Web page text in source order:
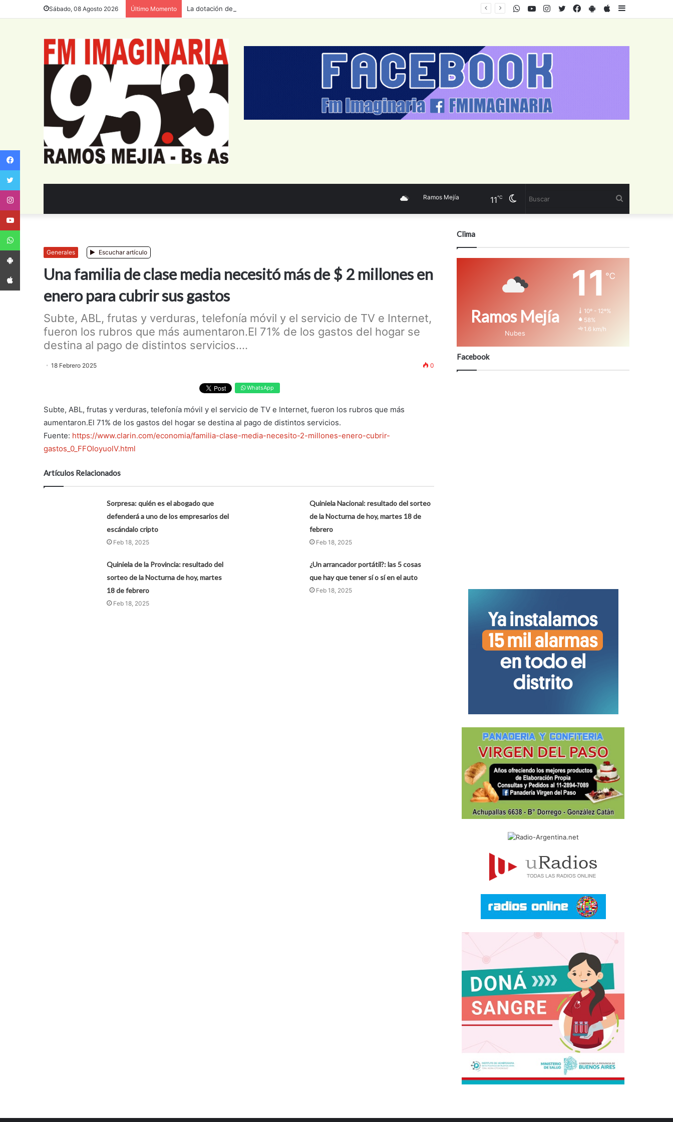
Sábado, 08 Agosto 2026 Último Momento La dotación de personal del Sector Público Nacional: datos a junio 2026 AppStore
PlayStore
Facebook
Twitter
Instagram
Youtube
WhatsApp
Cambiar
Ramos Mejía 11℃
Generales Escuchar artículo
Una familia de clase media necesitó más de $ 2 millones en
enero para cubrir sus gastos
Subte, ABL, frutas y verduras, telefonía móvil y el servicio de TV e Internet,
fueron los rubros que más aumentaron.El 71% de los gastos del hogar se
destina al pago de distintos servicios....
18 Febrero 2025 0
WhatsApp
Subte, ABL, frutas y verduras, telefonía móvil y el servicio de TV e Internet, fueron los rubros que más
aumentaron.El 71% de los gastos del hogar se destina al pago de distintos servicios.
Fuente: https://www.clarin.com/economia/familia-clase-media-necesito-2-millones-enero-cubrir-
gastos_0_FFOIoyuolV.html
Artículos Relacionados
Sorpresa: quién es el abogado que
defenderá a uno de los empresarios del
escándalo cripto
Feb 18, 2025
Quiniela Nacional: resultado del sorteo
de la Nocturna de hoy, martes 18 de
febrero
Feb 18, 2025
Quiniela de la Provincia: resultado del
sorteo de la Nocturna de hoy, martes
18 de febrero
Feb 18, 2025
¿Un arrancador portátil?: las 5 cosas
que hay que tener sí o sí en el auto
Feb 18, 2025
Clima
Ramos Mejía
Nubes
11 ℃
10º - 12º%
58%
1.6 km/h
Facebook
Facebook
App Android